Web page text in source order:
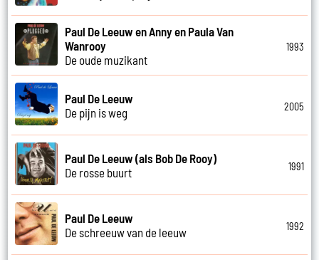
Paul De Leeuw en Anny en Paula Van
Wanrooy
De oude muzikant
1993
Paul De Leeuw
De pijn is weg
2005
Paul De Leeuw (als Bob De Rooy)
De rosse buurt
1991
Paul De Leeuw
De schreeuw van de leeuw
1992